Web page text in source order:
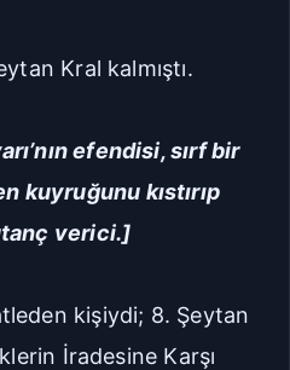
Kral kalmıştı.
efendisi, sırf bir
kuyruğunu kıstırıp
verici.]
kişiydi; 8. Şeytan
İradesine Karşı